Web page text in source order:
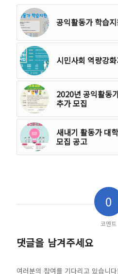
공익활동가 학습
시민사회 역량강
2020년 공익활동
추가 모집
새내기 활동가 대
모집 공고
0
코멘트
댓글을 남겨주세요
여러분의 참여를 기다리고 있습니다!